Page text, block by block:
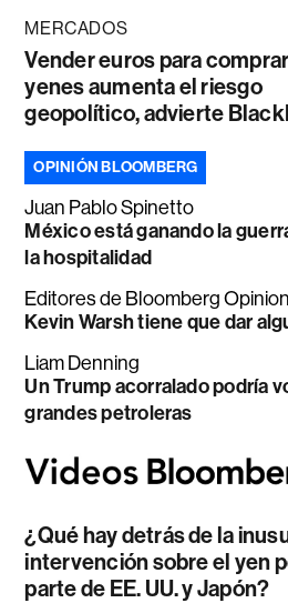
MERCADOS
Vender euros para comprar
yenes aumenta el riesgo
geopolítico, advierte
OPINIÓN BLOOMBERG
Juan Pablo Spinetto
México está ganando la
la hospitalidad
Editores de Bloomberg Opinion
Kevin Warsh tiene que dar
Liam Denning
Un Trump acorralado podría
grandes petroleras
¿Qué hay detrás de la
intervención sobre el yen
parte de EE. UU. y Japón?